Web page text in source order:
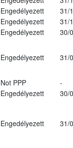
Engedélyezett
31/
Engedélyezett
31/
Engedélyezett
30/
Engedélyezett 31/
Not PPP
-
Engedélyezett
30/
Engedélyezett 31/